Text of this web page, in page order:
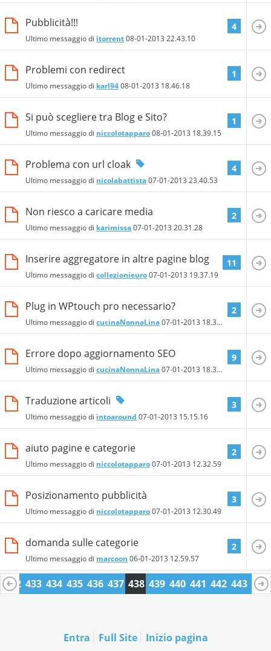
Pubblicità!!!
Ultimo messaggio di itorrent08-01-2013 22.43.10
4
Problemi con redirect
Ultimo messaggio di karl9408-01-2013 18.46.18
1
Si può scegliere tra Blog e Sito?
Ultimo messaggio di niccolotapparo08-01-2013 18.39.15
1
Problema con url cloak
Ultimo messaggio di nicolabattista07-01-2013 23.40.53
4
Non riesco a caricare media
Ultimo messaggio di karimissa07-01-2013 20.31.28
2
Inserire aggregatore in altre pagine blog
Ultimo messaggio di collezionieuro07-01-2013 19.37.19
11
Plug in WPtouch pro necessario?
Ultimo messaggio di cucinaNonnaLina07-01-2013 18.39.08
2
Errore dopo aggiornamento SEO
Ultimo messaggio di cucinaNonnaLina07-01-2013 18.32.30
9
Traduzione articoli
Ultimo messaggio di intoaround 07-01-2013 15.15.16
3
aiuto pagine e categorie
Ultimo messaggio di niccolotapparo07-01-2013 12.32.59
2
Posizionamento pubblicità
Ultimo messaggio di niccolotapparo07-01-2013 12.30.49
3
domanda sulle categorie
Ultimo messaggio di marcoon 06-01-2013 12.59.57
2
432 433 434 435 436 437 438 439 440 441 442 443 444
Entra Full Site Inizio pagina